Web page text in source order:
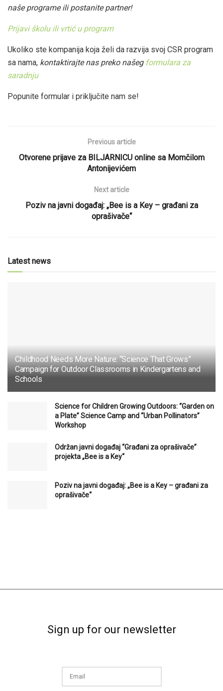
naše programe ili postanite partner!
Prijavi školu ili vrtić u program
Ukoliko ste kompanija koja želi da razvija svoj CSR program
sa nama, kontaktirajte nas preko našegformulara za
saradnju
Popunite formular i priključite nam se!
Previous article
Otvorene prijave za BILJARNICU online sa Momčilom
Antonijevićem
Next article
Poziv na javni događaj: „Bee is a Key – građani za
oprašivače“
Latest news
Childhood Needs More Nature: “Science That Grows”
Campaign for Outdoor Classrooms in Kindergartens and
Schools
Science for Children Growing Outdoors: “Garden on
a Plate” Science Camp and “Urban Pollinators”
Workshop
Održan javni događaj “Građani za oprašivače”
projekta „Bee is a Key“
Poziv na javni događaj: „Bee is a Key – građani za
oprašivače“
Sign up for our newsletter